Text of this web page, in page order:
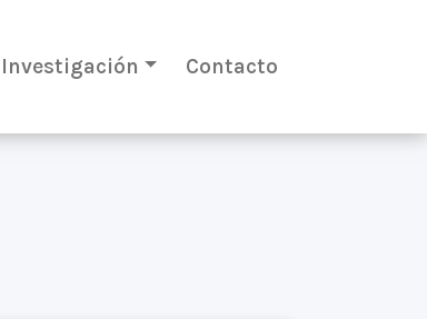
Investigación Contacto